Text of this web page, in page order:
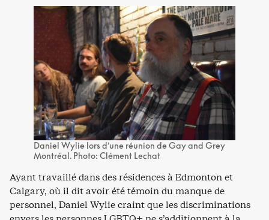
Daniel Wylie lors d’une réunion de Gay and Grey
Montréal. Photo: Clément Lechat
Ayant travaillé dans des résidences à Edmonton et
Calgary, où il dit avoir été témoin du manque de
personnel, Daniel Wylie craint que les discriminations